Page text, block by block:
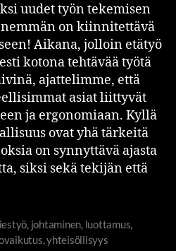
uudet työn tekemisen
on kiinnitettävä
Aikana, jolloin etätyö
kotona tehtävää työtä
ajattelimme, että
asiat liittyvät
ja ergonomiaan. Kyllä
ovat yhä tärkeitä
on synnyttävä ajasta
siksi sekä tekijän että
johtaminen luottamus
,yhteisöllisyys